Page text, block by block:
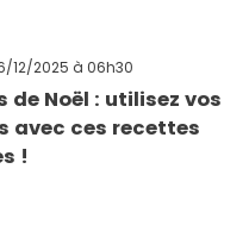
12/2025 à 06h30
de Noël : utilisez vos
avec ces recettes
!